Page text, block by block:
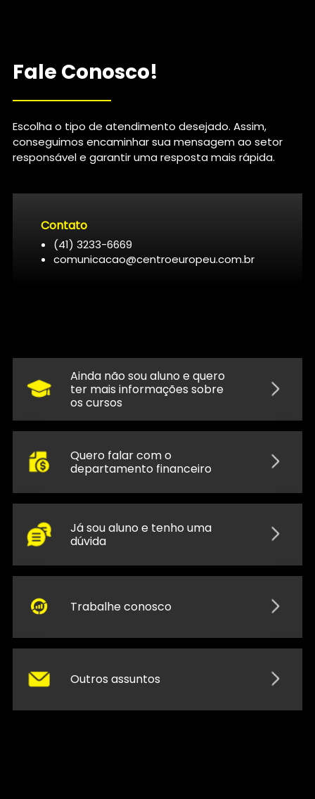
Fale Conosco!
Escolha o tipo de atendimento desejado. Assim,
conseguimos encaminhar sua mensagem ao setor
responsável e garantir uma resposta mais rápida.
Contato
(41) 3233-6669
comunicacao@centroeuropeu.com.br
Ainda não sou aluno e quero
ter mais informações sobre
os cursos
Quero falar com o
departamento financeiro
Já sou aluno e tenho uma
dúvida
Trabalhe conosco
Outros assuntos